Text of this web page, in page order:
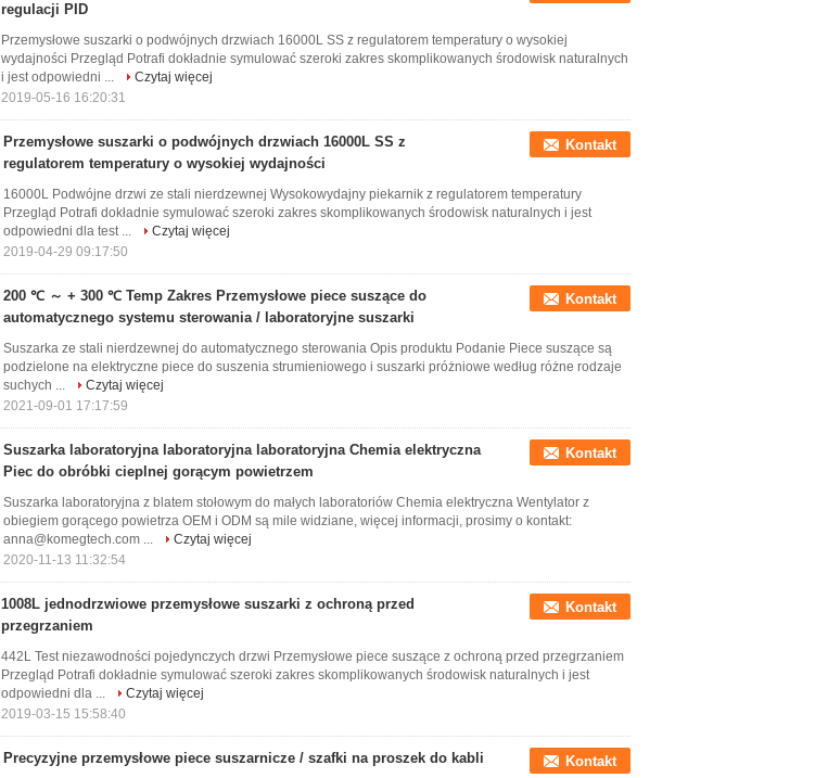
regulacji PID
Przemysłowe suszarki o podwójnych drzwiach 16000L SS z regulatorem temperatury o wysokiej
wydajności Przegląd Potrafi dokładnie symulować szeroki zakres skomplikowanych środowisk naturalnych
i jest odpowiedni ...
Czytaj więcej
2019-05-16 16:20:31
Przemysłowe suszarki o podwójnych drzwiach 16000L SS z
regulatorem temperatury o wysokiej wydajności
Kontakt
16000L Podwójne drzwi ze stali nierdzewnej Wysokowydajny piekarnik z regulatorem temperatury
Przegląd Potrafi dokładnie symulować szeroki zakres skomplikowanych środowisk naturalnych i jest
odpowiedni dla test ...
Czytaj więcej
2019-04-29 09:17:50
200 ℃ ～ + 300 ℃ Temp Zakres Przemysłowe piece suszące do
automatycznego systemu sterowania / laboratoryjne suszarki
Kontakt
Suszarka ze stali nierdzewnej do automatycznego sterowania Opis produktu Podanie Piece suszące są
podzielone na elektryczne piece do suszenia strumieniowego i suszarki próżniowe według różne rodzaje
suchych ...
Czytaj więcej
2021-09-01 17:17:59
Suszarka laboratoryjna laboratoryjna laboratoryjna Chemia elektryczna
Piec do obróbki cieplnej gorącym powietrzem
Kontakt
Suszarka laboratoryjna z blatem stołowym do małych laboratoriów Chemia elektryczna Wentylator z
obiegiem gorącego powietrza OEM i ODM są mile widziane, więcej informacji, prosimy o kontakt:
anna@komegtech.com ...
Czytaj więcej
2020-11-13 11:32:54
1008L jednodrzwiowe przemysłowe suszarki z ochroną przed
przegrzaniem
Kontakt
442L Test niezawodności pojedynczych drzwi Przemysłowe piece suszące z ochroną przed przegrzaniem
Przegląd Potrafi dokładnie symulować szeroki zakres skomplikowanych środowisk naturalnych i jest
odpowiedni dla ...
Czytaj więcej
2019-03-15 15:58:40
Precyzyjne przemysłowe piece suszarnicze / szafki na proszek do kabli Kontakt